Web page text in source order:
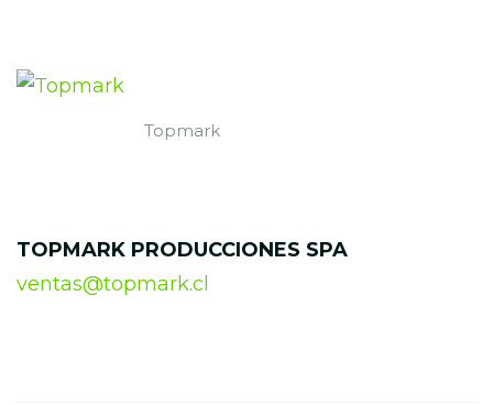
Topmark
TOPMARK PRODUCCIONES SPA
ventas@topmark.cl